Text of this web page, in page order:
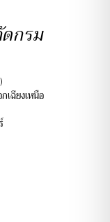
กรม
เฉียงเหนือ